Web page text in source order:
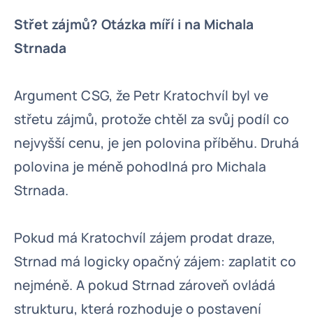
Střet zájmů? Otázka míří i na Michala
Strnada
Argument CSG, že Petr Kratochvíl byl ve
střetu zájmů, protože chtěl za svůj podíl co
nejvyšší cenu, je jen polovina příběhu. Druhá
polovina je méně pohodlná pro Michala
Strnada.
Pokud má Kratochvíl zájem prodat draze,
Strnad má logicky opačný zájem: zaplatit co
nejméně. A pokud Strnad zároveň ovládá
strukturu, která rozhoduje o postavení